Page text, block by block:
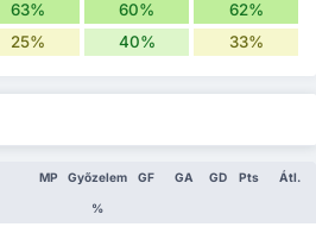
63% 60% 62%
25% 40% 33%
MP Győzelem
%
GF GA GD Pts Átl.